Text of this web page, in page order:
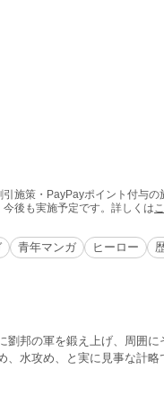
施策・PayPayポイント付与
後も実施予定です。詳しくは
青年マンガ ヒーロー
劉邦の軍を鍛え上げ、周囲
、水攻め、と実に見事な計